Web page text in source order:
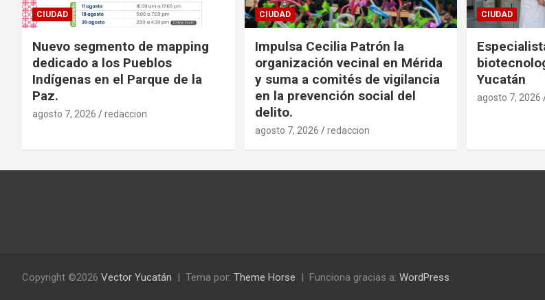
CIUDAD
Nuevo segmento de mapping
dedicado a los Pueblos
Indígenas en el Parque de la
Paz.
agosto 7, 2026 redaccion
CIUDAD
Impulsa Cecilia Patrón la
organización vecinal en Mérida
y suma a comités de vigilancia
en la prevención social del
delito.
agosto 7, 2026 redaccion
CIUDAD
Yucatán
agosto 7, 2026
Copyright ©2026 Vector Yucatán Tema por: Theme Horse Funciona gracias a: WordPress